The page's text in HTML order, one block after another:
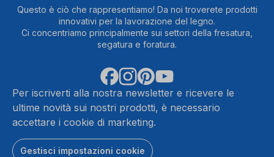
Questo è ciò che rappresentiamo! Da noi troverete prodotti
innovativi per la lavorazione del legno.
Ci concentriamo principalmente sui settori della fresatura,
segatura e foratura.
Per iscriverti alla nostra newsletter e ricevere le
ultime novità sui nostri prodotti, è necessario
accettare i cookie di marketing.
Gestisci impostazioni cookie